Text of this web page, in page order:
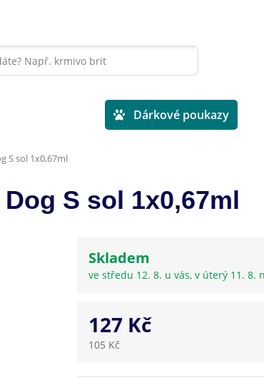
Dárkové poukazy
S sol 1x0,67ml
S sol 1x0,67ml
Skladem
ve středu 12. 8. u vás, v úterý 11. 8.
127 Kč
105 Kč